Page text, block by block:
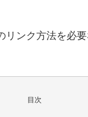
ンク方法を必
目次